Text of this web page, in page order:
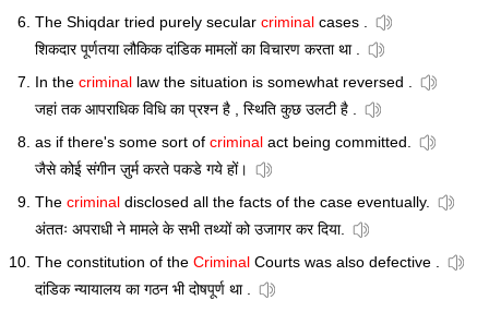
The Shiqdar tried purely secular criminal cases .
शिकदार पूर्णतया लौकिक दांडिक मामलों का विचारण करता था .
In the criminal law the situation is somewhat reversed .
जहां तक आपराधिक विधि का प्रश्न है , स्थिति कुछ उलटी है .
as if there's some sort of criminal act being committed.
जैसे कोई संगीन ज़ुर्म करते पकडे गये हों।
The criminal disclosed all the facts of the case eventually.
अंततः अपराधी ने मामले के सभी तथ्यों को उजागर कर दिया.
The constitution of the Criminal Courts was also defective .
दांडिक न्यायालय का गठन भी दोषपूर्ण था .